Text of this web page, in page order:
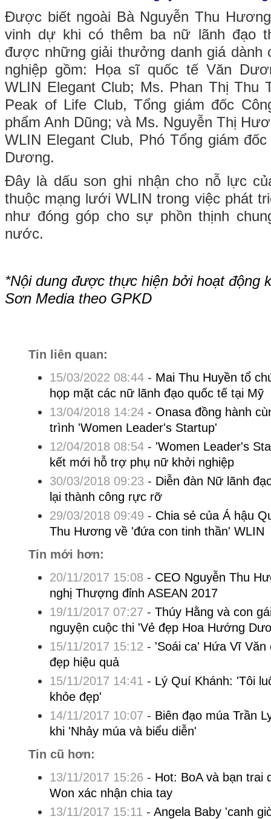
Được biết ngoài Bà Nguyễn Thu
vinh dự khi có thêm ba nữ lãnh đạo
được những giải thưởng danh giá dành
nghiệp gồm: Họa sĩ quốc tế Văn
WLIN Elegant Club; Ms. Phan Thị Thu
Peak of Life Club, Tổng giám đốc
phẩm Anh Dũng; và Ms. Nguyễn Thị
WLIN Elegant Club, Phó Tổng giám
Dương.
Đây là dấu son ghi nhận cho nỗ lực
thuộc mạng lưới WLIN trong việc phát
như đóng góp cho sự phồn thịnh
nước.
*Nội dung được thực hiện bởi hoạt động
Sơn Media theo GPKD
Tin liên quan:
15/03/2022 08:44- Mai Thu Huyền tổ
họp mặt các nữ lãnh đạo quốc tế tại Mỹ
13/04/2018 14:24- Onasa đồng hành
trình 'Women Leader's Startup'
12/04/2018 08:54- 'Women Leader's
kết mới hỗ trợ phụ nữ khởi nghiệp
30/03/2018 09:23 - Diễn đàn Nữ lãnh
lại thành công rực rỡ
29/03/2018 09:49 - Chia sẻ của Á hậu
Thu Hương về 'đứa con tinh thần' WLIN
Tin mới hơn:
20/11/2017 15:08 - CEO Nguyễn Thu
nghị Thượng đỉnh ASEAN 2017
19/11/2017 07:27 - Thúy Hằng và con
nguyện cuộc thi 'Vẻ đẹp Hoa Hướng
15/11/2017 15:12 - 'Soái ca' Hứa Vĩ
đẹp hiệu quả
15/11/2017 14:41 - Lý Quí Khánh: 'Tôi
khỏe đẹp'
14/11/2017 10:07 - Biên đạo múa Trần
khi 'Nhảy múa và biểu diễn'
Tin cũ hơn:
13/11/2017 15:26 - Hot: BoA và bạn trai
Won xác nhận chia tay
13/11/2017 15:11 - Angela Baby 'canh